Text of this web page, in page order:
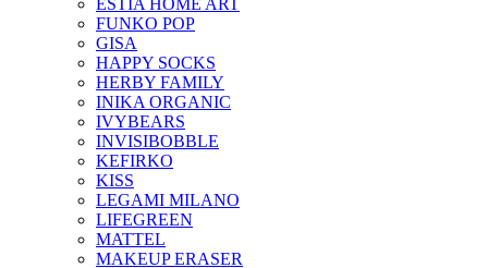
ESTIA HOME ART
FUNKO POP
GISA
HAPPY SOCKS
HERBY FAMILY
INIKA ORGANIC
IVYBEARS
INVISIBOBBLE
KEFIRKO
KISS
LEGAMI MILANO
LIFEGREEN
MATTEL
MAKEUP ERASER